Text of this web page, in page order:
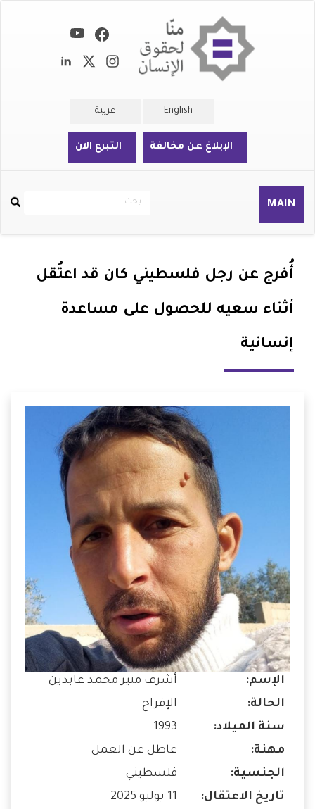
English عربية
الإبلاغ عن مخالفة التبرع الآن
MAIN
Rechercher
بحث
أُفرج عن رجل فلسطيني كان قد اعتُقل
أثناء سعيه للحصول على مساعدة
إنسانية
الإسم:
أشرف منير محمد عابدين
الحالة:
الإفراج
سنة الميلاد:
1993
مهنة:
عاطل عن العمل
الجنسية:
فلسطيني
تاريخ الاعتقال:
11 يوليو 2025